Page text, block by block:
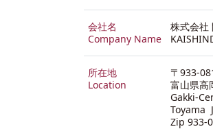
会社名
Company Name
株式会社
所在地
Location
〒933-
富山県高
Gakki-
Toyama
Zip 933-